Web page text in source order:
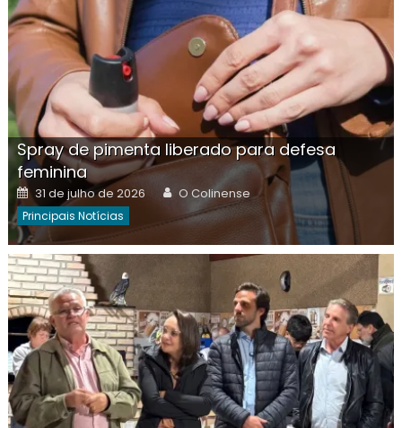
Spray de pimenta liberado para defesa
feminina
Posted
on
31 de julho de 2026 Author
O Colinense
Principais Notícias